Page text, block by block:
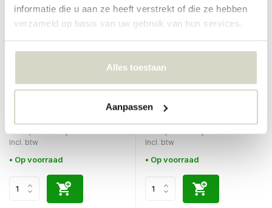
informatie die u aan ze heeft verstrekt of die ze hebben
verzameld op basis van uw gebruik van hun services.
Alles toestaan
Aanpassen
Nordal
Brenta outdoor bankje ivoor
Incl. btw
• Op voorraad
Nordal
Brenta outdoor bankje zwart
Incl. btw
• Op voorraad